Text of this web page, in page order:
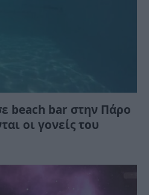
beach bar στην Πάρο
οι γονείς του